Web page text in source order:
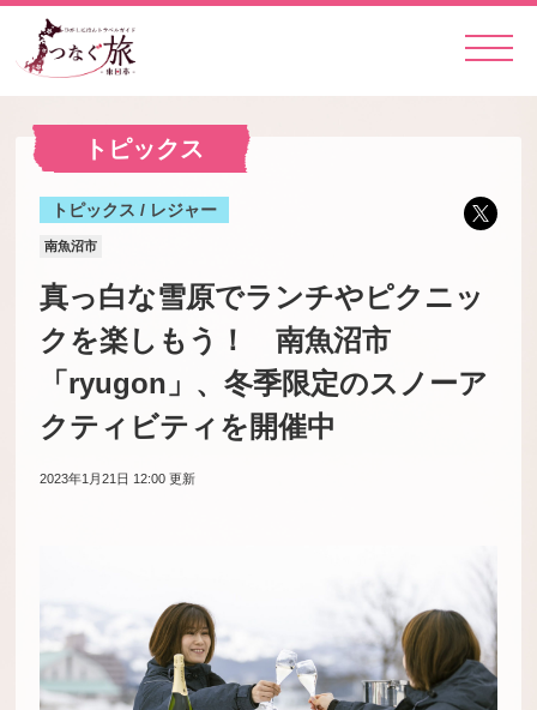
トピックス
トピックス / レジャー
南魚沼市
真っ白な雪原でランチやピクニッ
クを楽しもう！ 南魚沼市
「ryugon」、冬季限定のスノーア
クティビティを開催中
2023年1月21日 12:00 更新